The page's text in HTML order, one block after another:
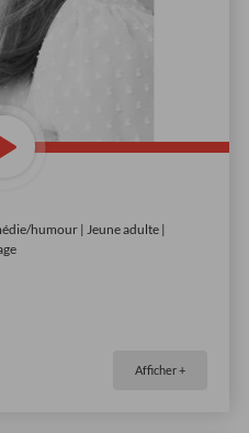
humour | Jeune adulte |
Afficher +